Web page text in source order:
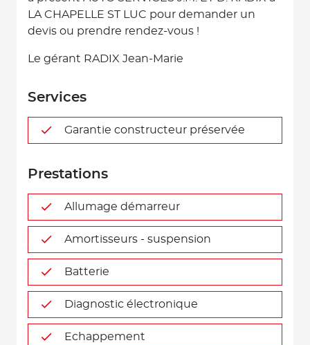
LA CHAPELLE ST LUC pour demander un
devis ou prendre rendez-vous !
Le gérant RADIX Jean-Marie
Services
Garantie constructeur préservée
Prestations
Allumage démarreur
Amortisseurs - suspension
Batterie
Diagnostic électronique
Echappement